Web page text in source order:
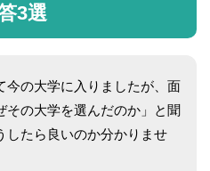
3選
今の大学に入りましたが、面
その大学を選んだのか」と聞
したら良いのか分かりませ